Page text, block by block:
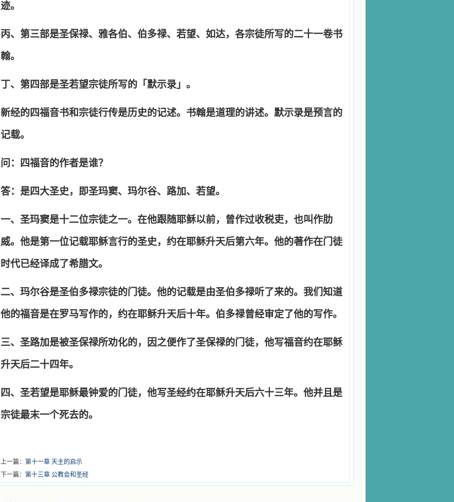
迹。
丙、第三部是圣保禄、雅各伯、伯多禄、若望、如达，各宗徒所写的二十一卷书
翰。
丁、第四部是圣若望宗徒所写的「默示录」。
新经的四福音书和宗徒行传是历史的记述。书翰是道理的讲述。默示录是预言的
记载。
问：四福音的作者是谁？
答：是四大圣史，即圣玛窦、玛尔谷、路加、若望。
一、圣玛窦是十二位宗徒之一。在他跟随耶稣以前，曾作过收税吏，也叫作肋
威。他是第一位记载耶稣言行的圣史，约在耶稣升天后第六年。他的著作在门徒
时代已经译成了希腊文。
二、玛尔谷是圣伯多禄宗徒的门徒。他的记载是由圣伯多禄听了来的。我们知道
他的福音是在罗马写作的，约在耶稣升天后十年。伯多禄曾经审定了他的写作。
三、圣路加是被圣保禄所劝化的，因之便作了圣保禄的门徒，他写福音约在耶稣
升天后二十四年。
四、圣若望是耶稣最钟爱的门徒，他写圣经约在耶稣升天后六十三年。他并且是
宗徒最末一个死去的。
上一篇： 第十一章 天主的启示
下一篇： 第十三章 公教会和圣经